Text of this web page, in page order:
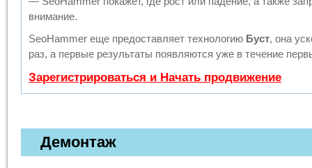
внимание.
SeoHammer еще предоставляет технологию Буст, она
раз, а первые результаты появляются уже в течение
Зарегистрироваться и Начать продвижение
Демонтаж